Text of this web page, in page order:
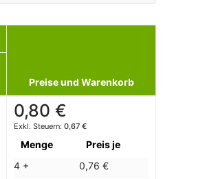
Preise und Warenkorb
0,80 €
0,67 €
Menge
Preis je
4 +
0,76 €